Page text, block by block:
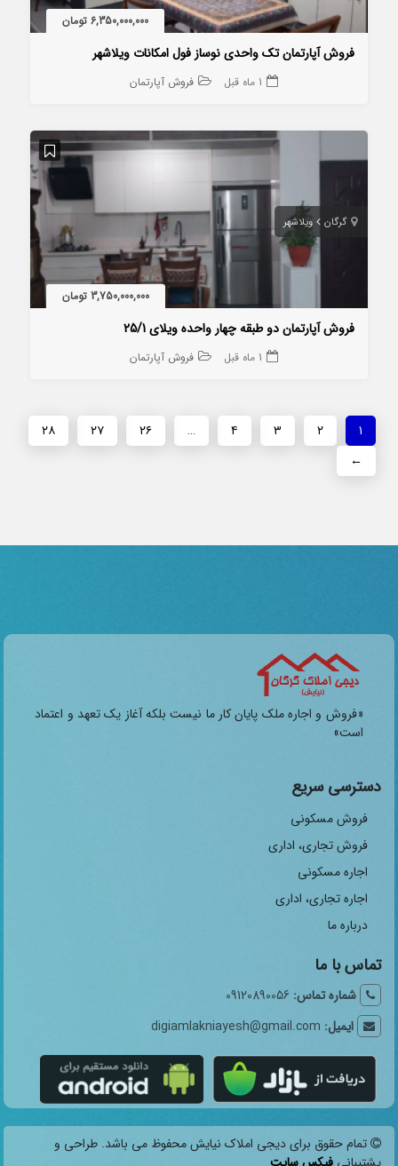
6,350,000,000 تومان
فروش آپارتمان تک واحدی نوساز فول امکانات ویلاشهر
1 ماه قبل فروش آپارتمان
گرگان ویلاشهر
3,750,000,000 تومان
فروش آپارتمان دو طبقه چهار واحده ویلای 25/1
1 ماه قبل فروش آپارتمان
۱ ۲ ۳ ۴ … ۲۶ ۲۷
۲۸
←
«فروش و اجاره ملک پایان کار ما نیست بلکه آغاز یک تعهد و اعتماد
است»
دسترسی سریع
فروش مسکونی
فروش تجاری، اداری
اجاره مسکونی
اجاره تجاری، اداری
درباره ما
تماس با ما
شماره تماس: 09120890056
ایمیل: digiamlakniayesh@gmail.com
تمام حقوق برای دیجی املاک نیایش محفوظ می باشد. طراحی و